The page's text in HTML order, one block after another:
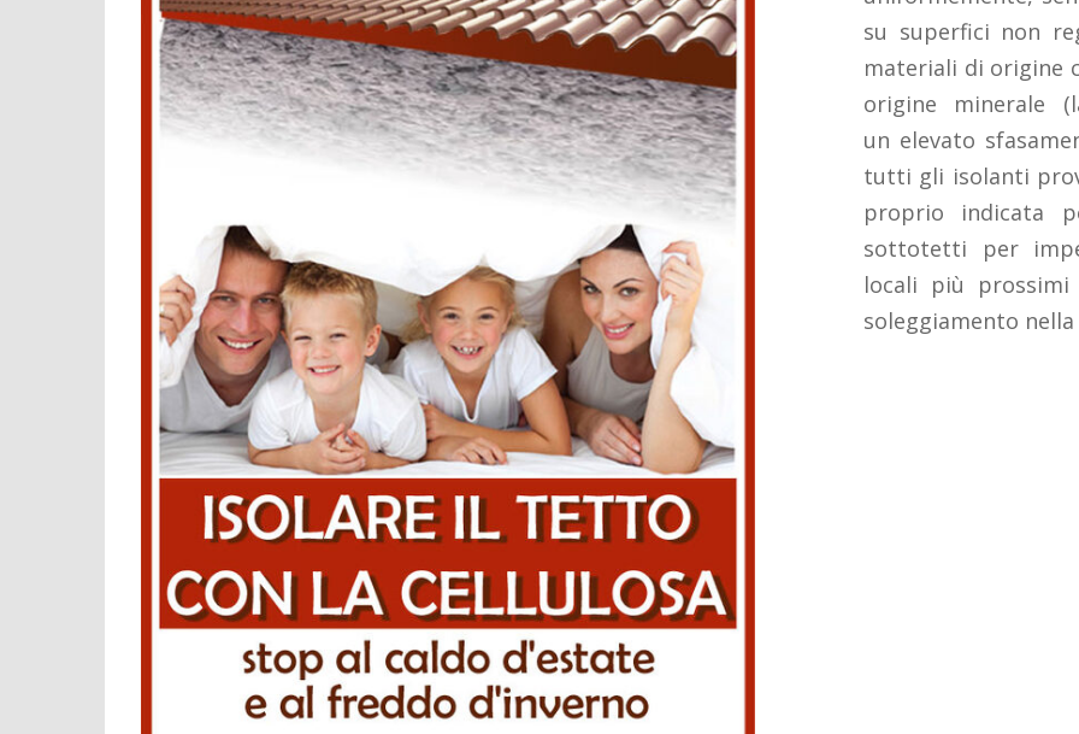
su superfici non
materiali di origine
origine minerale
un elevato
tutti gli isolanti
proprio indicata
sottotetti per
locali più
soleggiamento